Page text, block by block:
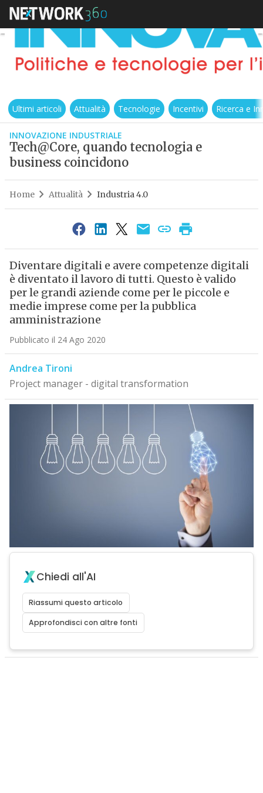
Ultimi articoli Attualità Tecnologie Incentivi Ricerca e
INNOVAZIONE INDUSTRIALE
Tech@Core, quando tecnologia e
business coincidono
Home Attualità Industria 4.0
Diventare digitali e avere competenze digitali
è diventato il lavoro di tutti. Questo è valido
per le grandi aziende come per le piccole e
medie imprese come per la pubblica
amministrazione
Pubblicato il 24 Ago 2020
Andrea Tironi
Project manager - digital transformation
Chiedi all'AI
Riassumi questo articolo
Approfondisci con altre fonti